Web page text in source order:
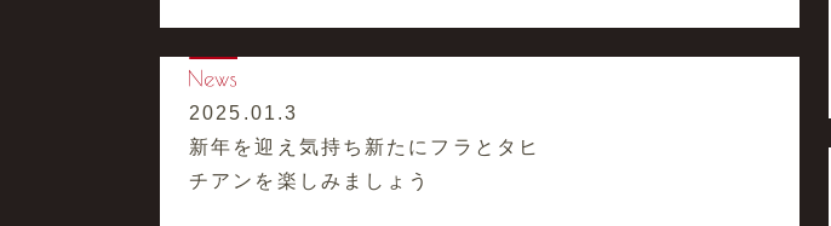
2025.01.3
新年を迎え気持ち新たにフラとタヒ
チアンを楽しみましょう